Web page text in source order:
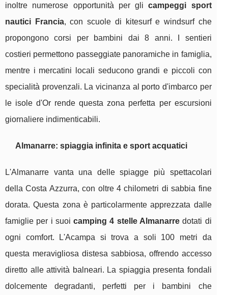
inoltre numerose opportunità per glicampeggi sport
nautici Francia, con scuole di kitesurf e windsurf che
propongono corsi per bambini dai 8 anni. I sentieri
costieri permettono passeggiate panoramiche in famiglia,
mentre i mercatini locali seducono grandi e piccoli con
specialità provenzali. La vicinanza al porto d'imbarco per
le isole d'Or rende questa zona perfetta per escursioni
giornaliere indimenticabili.
Almanarre: spiaggia infinita e sport acquatici
L'Almanarre vanta una delle spiagge più spettacolari
della Costa Azzurra, con oltre 4 chilometri di sabbia fine
dorata. Questa zona è particolarmente apprezzata dalle
famiglie per i suoicamping 4 stelle Almanarre dotati di
ogni comfort. L'Acampa si trova a soli 100 metri da
questa meravigliosa distesa sabbiosa, offrendo accesso
diretto alle attività balneari. La spiaggia presenta fondali
dolcemente degradanti, perfetti per i bambini che